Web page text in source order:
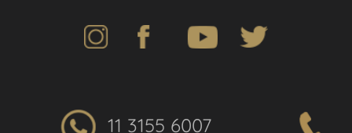
11 3155 6007